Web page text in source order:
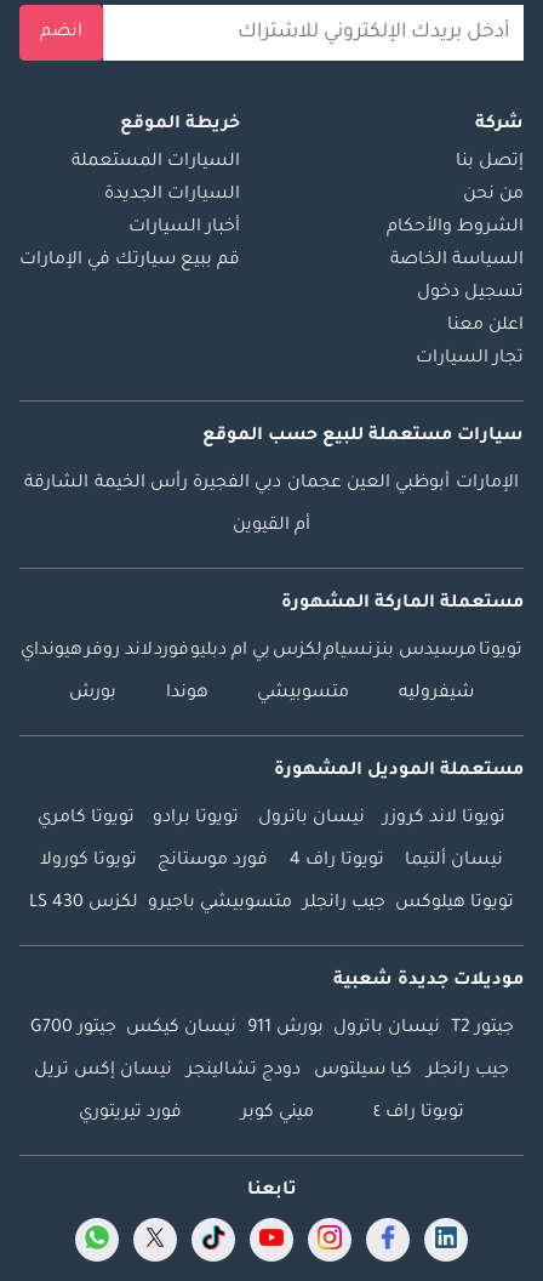
انضم
شركة
إتصل بنا
من نحن
الشروط والأحكام
السياسة الخاصة
تسجيل دخول
اعلن معنا
تجار السيارات
خريطة الموقع
السيارات المستعملة
السيارات الجديدة
أخبار السيارات
قم ببيع سيارتك في الإمارات
سيارات مستعملة للبيع حسب الموقع
الإمارات أبوظبي العين عجمان دبي الفجيرة رأس الخيمة الشارقة
أم القيوين
مستعملة الماركة المشهورة
تويوتا مرسيدس بنزنسياملكزس بي ام دبليوفوردلاند روفرهيونداي
شيفروليه متسوبيشي هوندا بورش
مستعملة الموديل المشهورة
تويوتا لاند كروزر نيسان باترول تويوتا برادو تويوتا كامري
نيسان ألتيما تويوتا راف 4 فورد موستانج تويوتا كورولا
تويوتا هيلوكس جيب رانجلر متسوبيشي باجيرو لكزس LS 430
موديلات جديدة شعبية
جيتور T2 نيسان باترول بورش 911 نيسان كيكس جيتور G700
جيب رانجلر كيا سيلتوس دودج تشالينجر نيسان إكس تريل
تويوتا راف ٤ ميني كوبر فورد تيريتوري
تابعنا